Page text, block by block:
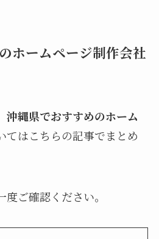
ホームページ制作会社
沖縄県でおすすめのホーム
てはこちらの記事でまとめ
ご確認ください。